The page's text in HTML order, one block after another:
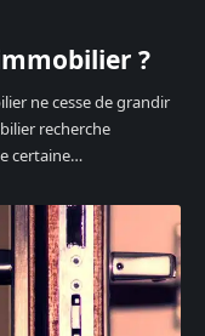
?
ne cesse de grandir
recherche
certaine…